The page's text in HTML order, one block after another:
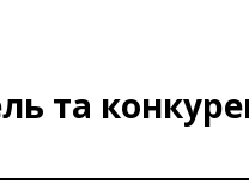
та